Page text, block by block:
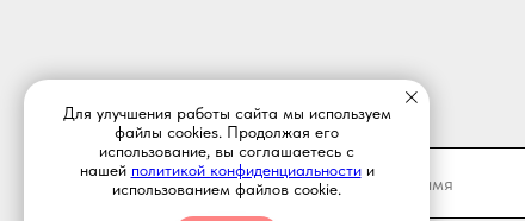
Для улучшения работы сайта мы используем
файлы cookies. Продолжая его
использование, вы соглашаетесь с
нашей политикой конфиденциальностии
использованием файлов cookie.